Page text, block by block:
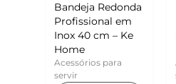
Bandeja Redonda
Profissional em
Inox 40 cm – Ke
Home
Acessórios para
servir